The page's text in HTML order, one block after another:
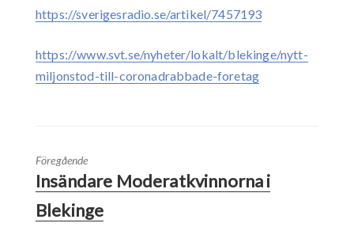
https://sverigesradio.se/artikel/7457193
https://www.svt.se/nyheter/lokalt/blekinge/nytt-
miljonstod-till-coronadrabbade-foretag
Föregående
Insändare Moderatkvinnorna i
Blekinge